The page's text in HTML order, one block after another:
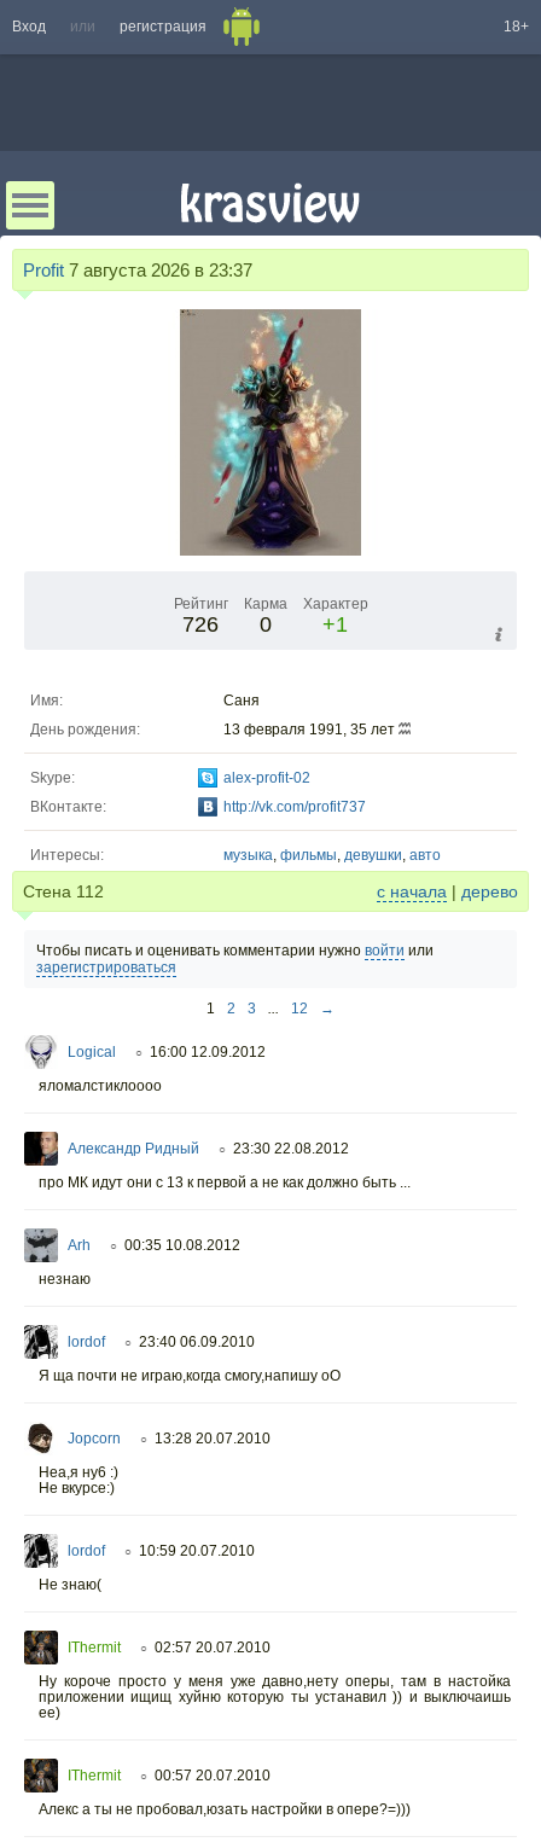
Вход или регистрация 18+
Profit 7 августа 2026 в 23:37
Рейтинг
726
Карма
0
Характер
+1
Имя:
Саня
День рождения:
13 февраля 1991, 35 лет
Skype:
alex-profit-02
ВКонтакте:
http://vk.com/profit737
Интересы: музыка, фильмы, девушки, авто
Стена 112 с начала | дерево
Чтобы писать и оценивать комментарии нужно войти или
зарегистрироваться
1 2 3 ... 12 →
Logical ○ 16:00 12.09.2012
яломалстиклоооо
Александр Ридный ○ 23:30 22.08.2012
про МК идут они с 13 к первой а не как должно быть ...
Arh ○ 00:35 10.08.2012
незнаю
lordof ○ 23:40 06.09.2010
Я ща почти не играю,когда смогу,напишу оО
Jopcorn ○ 13:28 20.07.2010
Неа,я ну6 :)
Не вкурсе:)
lordof ○ 10:59 20.07.2010
Не знаю(
IThermit ○ 02:57 20.07.2010
Ну короче просто у меня уже давно,нету оперы, там в настойка
приложении ищищ хуйню которую ты устанавил )) и выключаишь
ее)
IThermit ○ 00:57 20.07.2010
Алекс а ты не пробовал,юзать настройки в опере?=)))